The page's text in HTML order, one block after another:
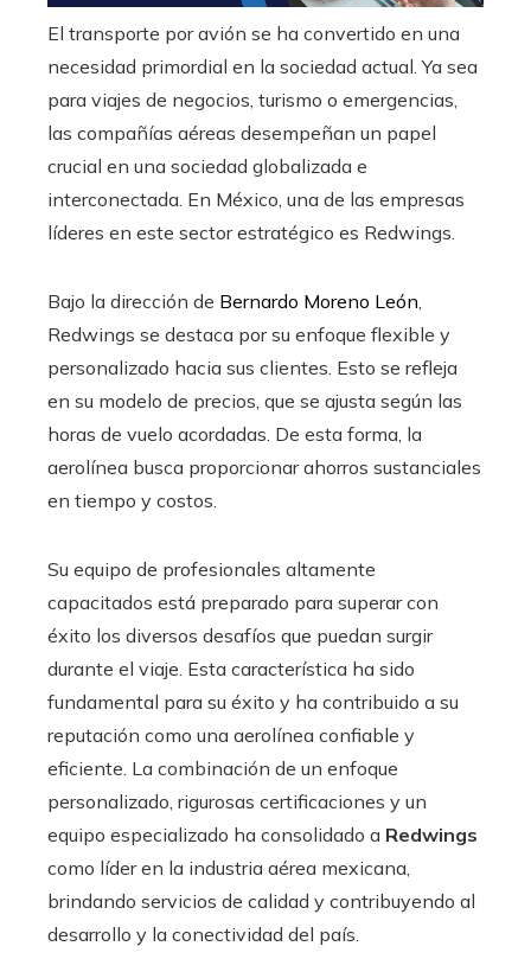
El transporte por avión se ha convertido en una
necesidad primordial en la sociedad actual. Ya sea
para viajes de negocios, turismo o emergencias,
las compañías aéreas desempeñan un papel
crucial en una sociedad globalizada e
interconectada. En México, una de las empresas
líderes en este sector estratégico es Redwings.
Bajo la dirección de Bernardo Moreno León,
Redwings se destaca por su enfoque flexible y
personalizado hacia sus clientes. Esto se refleja
en su modelo de precios, que se ajusta según las
horas de vuelo acordadas. De esta forma, la
aerolínea busca proporcionar ahorros sustanciales
en tiempo y costos.
Su equipo de profesionales altamente
capacitados está preparado para superar con
éxito los diversos desafíos que puedan surgir
durante el viaje. Esta característica ha sido
fundamental para su éxito y ha contribuido a su
reputación como una aerolínea confiable y
eficiente. La combinación de un enfoque
personalizado, rigurosas certificaciones y un
equipo especializado ha consolidado a Redwings
como líder en la industria aérea mexicana,
brindando servicios de calidad y contribuyendo al
desarrollo y la conectividad del país.